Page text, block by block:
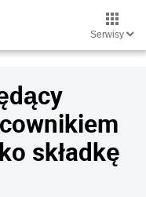
Serwisy
składkę